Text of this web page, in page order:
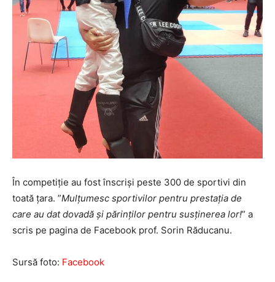
În competiție au fost înscriși peste 300 de sportivi din
toată țara. ”Mulțumesc sportivilor pentru prestația de
care au dat dovadă și părinților pentru susținerea lor!” a
scris pe pagina de Facebook prof. Sorin Răducanu.
Sursă foto: Facebook